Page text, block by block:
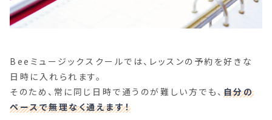
Beeミュージックスクールでは、レッスンの予約を好きな
日時に入れられます。
そのため、常に同じ日時で通うのが難しい方でも、 自分の
ペースで無理なく通えます！